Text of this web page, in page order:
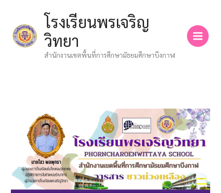
content
โรงเรียนพรเจริญ
วิทยา
สำนักงานเขตพื้นที่การศึกษามัธยมศึกษาบึงกาฬ